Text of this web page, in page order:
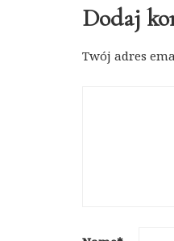
Dodaj
Twój adres